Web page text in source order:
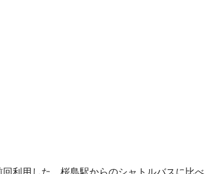
利用した、桜島駅からのシャトルバスに比べ